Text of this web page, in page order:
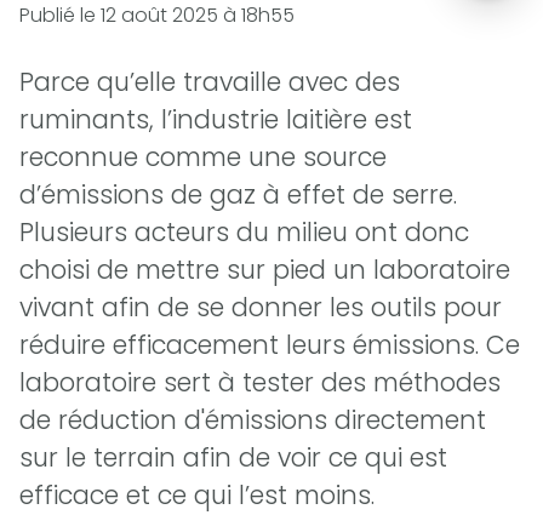
Publié le 12 août 2025 à 18h55
Parce qu’elle travaille avec des
ruminants, l’industrie laitière est
reconnue comme une source
d’émissions de gaz à effet de serre.
Plusieurs acteurs du milieu ont donc
choisi de mettre sur pied un laboratoire
vivant afin de se donner les outils pour
réduire efficacement leurs émissions. Ce
laboratoire sert à tester des méthodes
de réduction d'émissions directement
sur le terrain afin de voir ce qui est
efficace et ce qui l’est moins.